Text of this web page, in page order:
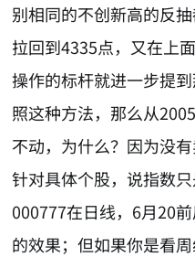
别相同的不创新高的反
拉回到4335点，又在上
操作的标杆就进一步提
照这种方法，那么从
不动，为什么？因为没
针对具体个股，说指数
000777在日线，6月20
的效果；但如果你是看